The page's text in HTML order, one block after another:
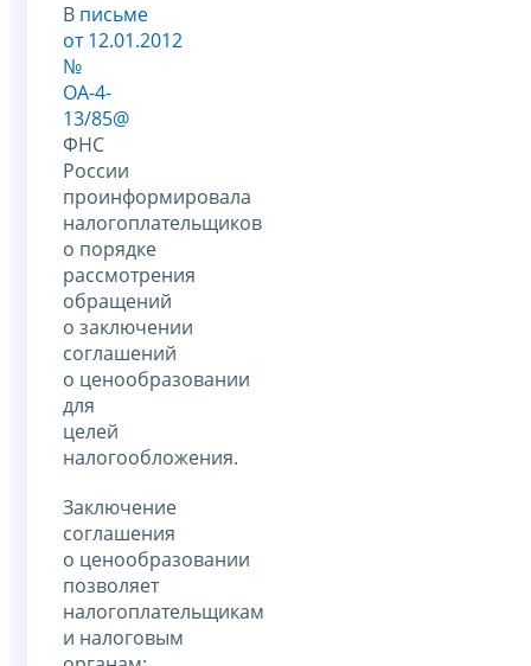
В письме
от 12.01.2012
№
ОА-4-
13/85@
ФНС
России
проинформировала
налогоплательщиков
о порядке
рассмотрения
обращений
о заключении
соглашений
о ценообразовании
для
целей
налогообложения.
Заключение
соглашения
о ценообразовании
позволяет
налогоплательщикам
и налоговым